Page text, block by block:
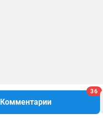
Комментарии
36